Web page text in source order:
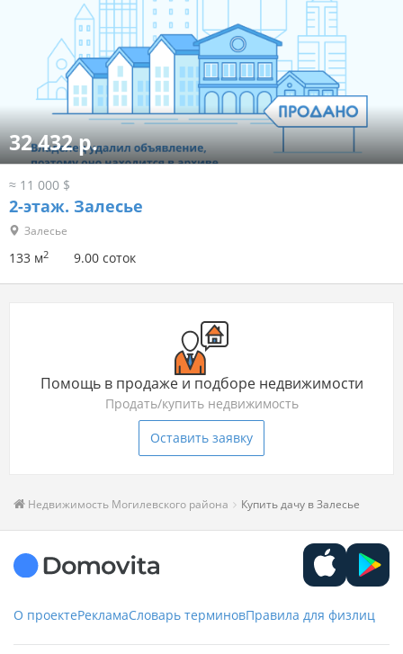
32 432 р.
≈ 11 000 $
2-этаж. Залесье
Залесье
133 м2 9.00 соток
Помощь в продаже и подборе недвижимости
Продать/купить недвижимость
Оставить заявку
Недвижимость Могилевского района Купить дачу в Залесье
О проектеРекламаСловарь терминовПравила для физлиц